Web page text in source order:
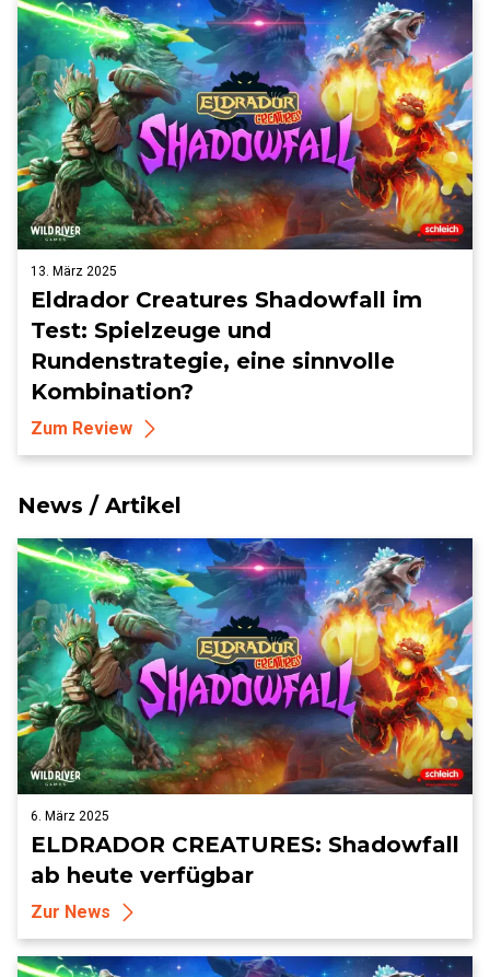
13. März 2025
Eldrador Creatures Shadowfall im
Test: Spielzeuge und
Rundenstrategie, eine sinnvolle
Kombination?
Zum Review
News / Artikel
6. März 2025
ELDRADOR CREATURES: Shadowfall
ab heute verfügbar
Zur News